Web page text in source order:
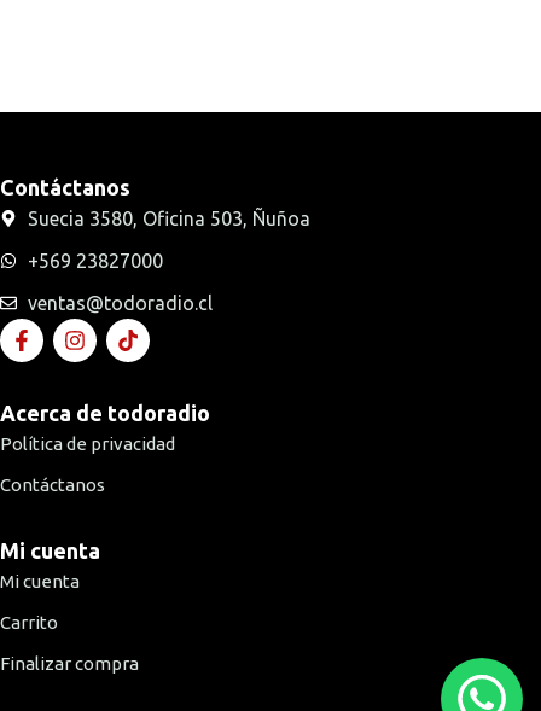
Contáctanos
Suecia 3580, Oficina 503, Ñuñoa
+569 23827000
ventas@todoradio.cl
Acerca de todoradio
Política de privacidad
Contáctanos
Mi cuenta
Mi cuenta
Carrito
Finalizar compra